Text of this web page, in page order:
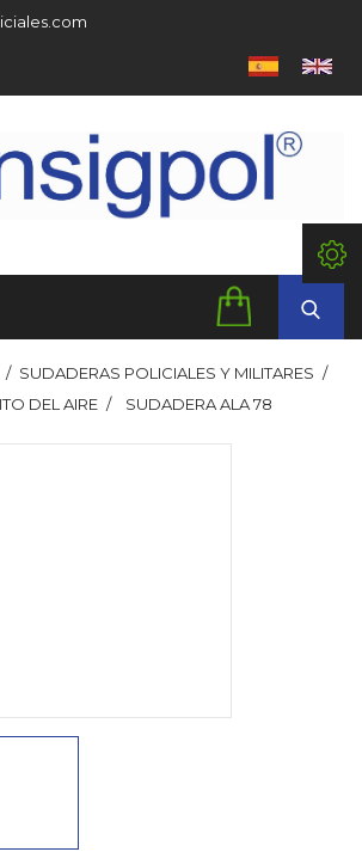
SUDADERAS POLICIALES Y MILITARES
DEL AIRE
SUDADERA ALA 78